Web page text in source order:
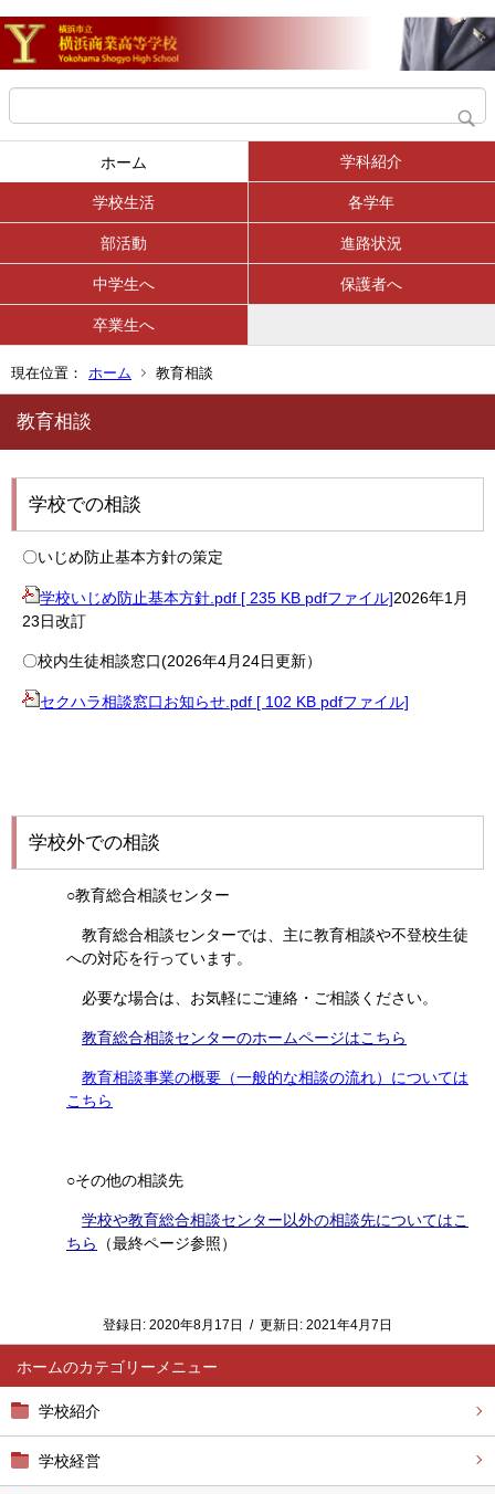
ホーム 学科紹介
学校生活 各学年
部活動 進路状況
中学生へ 保護者へ
卒業生へ
現在位置： ホーム 教育相談
ホーム
学校紹介
学校経営
教育相談
学校での相談
〇いじめ防止基本方針の策定
学校いじめ防止基本方針.pdf [ 235 KB pdfファイル]2026年1月
23日改訂
〇校内生徒相談窓口(2026年4月24日更新）
セクハラ相談窓口お知らせ.pdf [ 102 KB pdfファイル]
学校外での相談
○教育総合相談センター
教育総合相談センターでは、主に教育相談や不登校生徒
への対応を行っています。
必要な場合は、お気軽にご連絡・ご相談ください。
教育総合相談センターのホームページはこちら
教育相談事業の概要（一般的な相談の流れ）については
こちら
○その他の相談先
学校や教育総合相談センター以外の相談先についてはこ
ちら
（最終ページ参照）
登録日: 2020年8月17日 / 更新日: 2021年4月7日